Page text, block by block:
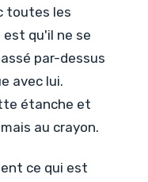
toutes les
qu'il ne se
par-dessus
avec lui.
étanche et
au crayon.
ce qui est